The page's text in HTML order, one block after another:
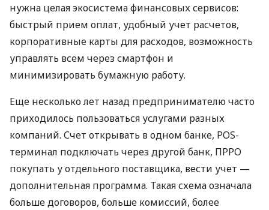
нужна целая экосистема финансовых сервисов:
быстрый прием оплат, удобный учет расчетов,
корпоративные карты для расходов, возможность
управлять всем через смартфон и
минимизировать бумажную работу.
Еще несколько лет назад предпринимателю часто
приходилось пользоваться услугами разных
компаний. Счет открывать в одном банке, POS-
терминал подключать через другой банк, ПРРО
покупать у отдельного поставщика, вести учет —
дополнительная программа. Такая схема означала
больше договоров, больше комиссий, более